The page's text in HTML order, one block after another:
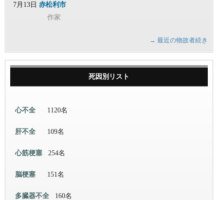
7月13日 赤松利市
作家
→ 最近の物故者続き
死因別リスト
心不全 1120名
肝不全 109名
心筋梗塞 254名
脳梗塞 151名
多臓器不全 160名